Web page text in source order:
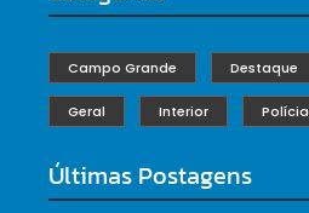
Campo Grande Destaque
Geral Interior Polícia
Últimas Postagens